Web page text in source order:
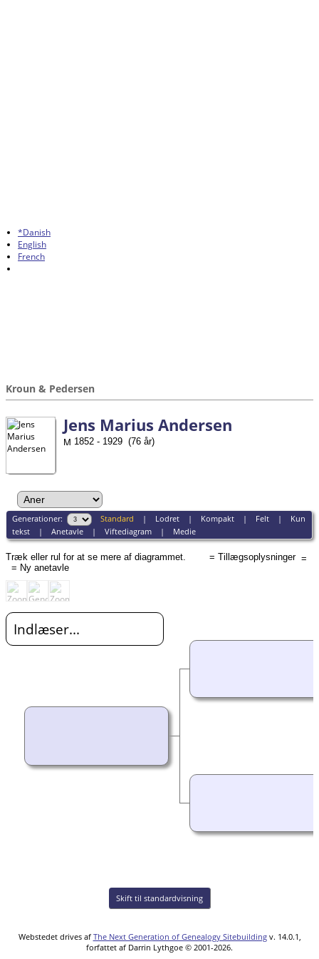
*Danish
English
French
Kroun & Pedersen
Jens Marius Andersen
1852 - 1929 (76 år)
Generationer: Standard | Lodret| Kompakt| Felt| Kun
tekst| Anetavle| Viftediagram| Medie
Træk eller rul for at se mere af diagrammet.
= Tillægsoplysninger
= Ny anetavle
Indlæser...
Skift til standardvisning
Webstedet drives af The Next Generation of Genealogy Sitebuildingv. 14.0.1,
forfattet af Darrin Lythgoe © 2001-2026.